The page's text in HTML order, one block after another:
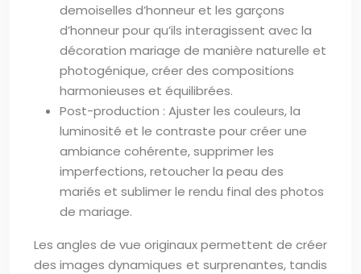
demoiselles d’honneur et les garçons
d’honneur pour qu’ils interagissent avec la
décoration mariage de manière naturelle et
photogénique, créer des compositions
harmonieuses et équilibrées.
Post-production : Ajuster les couleurs, la
luminosité et le contraste pour créer une
ambiance cohérente, supprimer les
imperfections, retoucher la peau des
mariés et sublimer le rendu final des photos
de mariage.
Les angles de vue originaux permettent de créer
des images dynamiques et surprenantes, tandis